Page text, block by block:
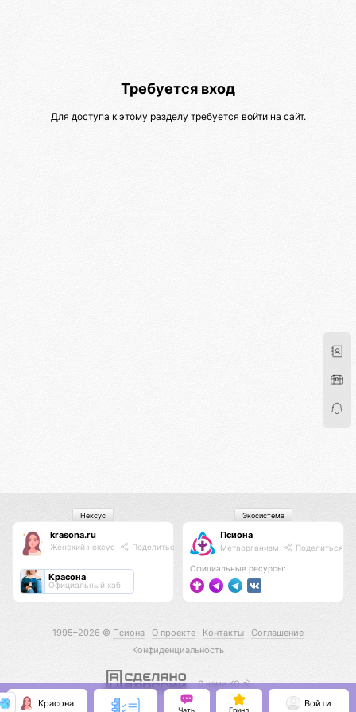
Требуется вход
Для доступа к этому разделу требуется войти на сайт.
krasona.ru
Женский нексус Поделиться
Красона
Официальный хаб
Нексус
Псиона
Метаорганизм Поделиться
Официальные ресурсы:
Экосистема
1995–2026 © Псиона О проекте Контакты
Соглашение
Конфиденциальность
С нами КО 🕉️
Красона
Чаты Гринд
Войти